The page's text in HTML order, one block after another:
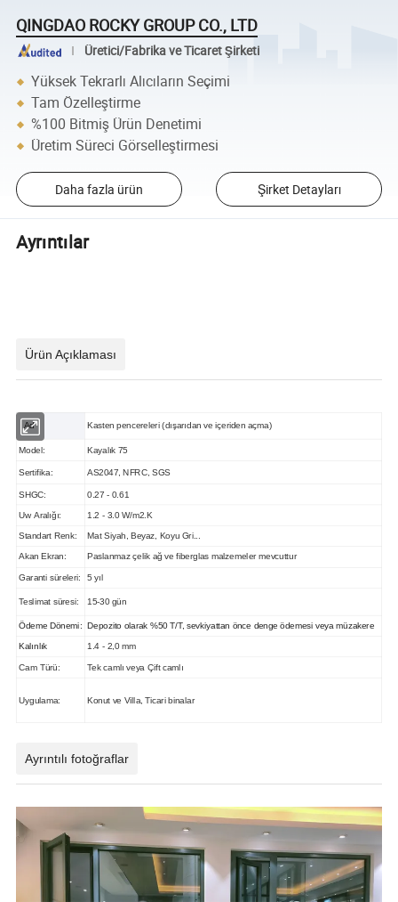
QINGDAO ROCKY GROUP CO., LTD
Üretici/Fabrika ve Ticaret Şirketi
Yüksek Tekrarlı Alıcıların Seçimi
Tam Özelleştirme
%100 Bitmiş Ürün Denetimi
Üretim Süreci Görselleştirmesi
Daha fazla ürün Şirket Detayları
Ayrıntılar
Ürün Açıklaması
Ad Kasten pencereleri (dışarıdan ve içeriden açma)
Model: Kayalık 75
Sertifika: AS2047, NFRC, SGS
SHGC: 0.27 - 0.61
Uw Aralığı: 1.2 - 3.0 W/m2.K
Standart Renk: Mat Siyah, Beyaz, Koyu Gri...
Akan Ekran: Paslanmaz çelik ağ ve fiberglas malzemeler mevcuttur
Garanti süreleri: 5 yıl
Teslimat süresi: 15-30 gün
Ödeme Dönemi: Depozito olarak %50 T/T, sevkiyattan önce denge ödemesi veya müzakere
Kalınlık 1.4 - 2,0 mm
Cam Türü: Tek camlı veya Çift camlı
Uygulama: Konut ve Villa, Ticari binalar
Ayrıntılı fotoğraflar